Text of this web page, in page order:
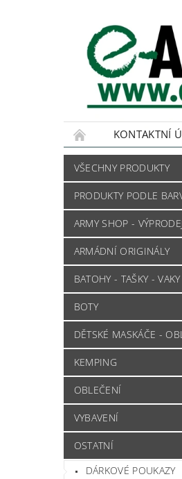
KONTAKTNÍ
VŠECHNY PRODUKTY
PRODUKTY PODLE
ARMY SHOP - VÝPRODEJ
ARMÁDNÍ ORIGINÁLY
BATOHY - TAŠKY - VAKY
BOTY
DĚTSKÉ MASKÁČE -
KEMPING
OBLEČENÍ
VYBAVENÍ
OSTATNÍ
DÁRKOVÉ POUKAZY